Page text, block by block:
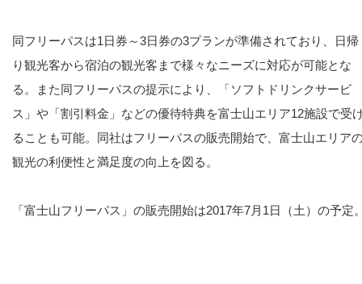
同フリーパスは1日券～3日券の3プランが準備されており、日帰
り観光客から宿泊の観光客まで様々なニーズに対応が可能とな
る。また同フリーパスの提示により、「ソフトドリンクサービ
ス」や「割引料金」などの優待特典を富士山エリア12施設で受
ることも可能。同社はフリーパスの販売開始で、富士山エリア
観光の利便性と満足度の向上を図る。
「富士山フリーパス」の販売開始は2017年7月1日（土）の予定